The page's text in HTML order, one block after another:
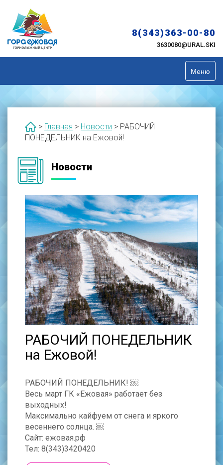
content
8(343)363-00-80
3630080@URAL.SKI
Меню
> Главная > Новости > РАБОЧИЙ
ПОНЕДЕЛЬНИК на Ежовой!
Новости
РАБОЧИЙ ПОНЕДЕЛЬНИК
на Ежовой!
РАБОЧИЙ ПОНЕДЕЛЬНИК! ￼
Весь март ГК «Ежовая» работает без
выходных!
Максимально кайфуем от снега и яркого
весеннего солнца. ￼
Сайт: ежовая.рф
Тел: 8(343)3420420